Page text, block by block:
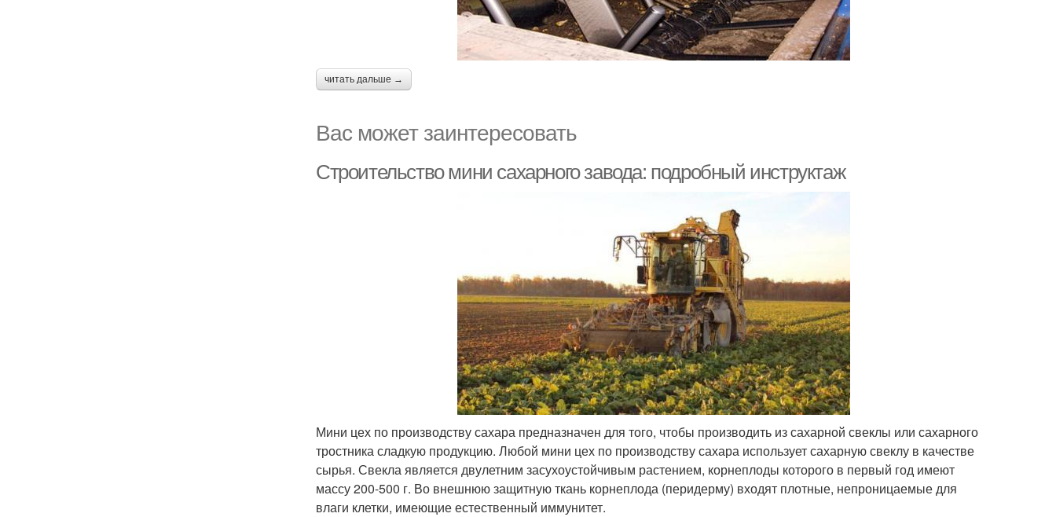
читать дальше →
Вас может заинтересовать
Строительство мини сахарного завода: подробный инструктаж
Мини цех по производству сахара предназначен для того, чтобы производить из сахарной свеклы или сахарного
тростника сладкую продукцию. Любой мини цех по производству сахара использует сахарную свеклу в качестве
сырья. Свекла является двулетним засухоустойчивым растением, корнеплоды которого в первый год имеют
массу 200-500 г. Во внешнюю защитную ткань корнеплода (перидерму) входят плотные, непроницаемые для
влаги клетки, имеющие естественный иммунитет.